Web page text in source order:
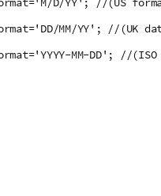
MM/YY'; //(UK
MM-DD'; //